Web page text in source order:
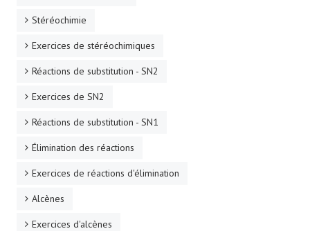
Stéréochimie
Exercices de stéréochimiques
Réactions de substitution - SN2
Exercices de SN2
Réactions de substitution - SN1
Élimination des réactions
Exercices de réactions d'élimination
Alcènes
Exercices d'alcènes